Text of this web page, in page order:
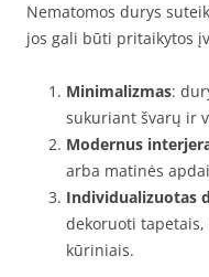
Nematomos durys
jos gali būti pritaikytos
Minimalizmas:
sukuriant švarų ir
Modernus
arba matinės
Individualizuotas
dekoruoti
kūriniais.